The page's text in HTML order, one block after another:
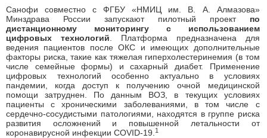
Санофи совместно с ФГБУ «НМИЦ им. В. А. Алмазова»
Минздрава России запускают пилотный проект по
дистанционному мониторингу с использованием
цифровых технологий . Платформа предназначена для
ведения пациентов после ОКС и имеющих дополнительные
факторы риска, такие как тяжелая гиперхолестеринемия (в том
числе семейные формы) и сахарный диабет. Применение
цифровых технологий особенно актуально в условиях
пандемии, когда доступ к получению очной медицинской
помощи затруднен. По данным ВОЗ, в текущих условиях
пациенты с хроническими заболеваниями, в том числе с
сердечно-сосудистыми патологиями, находятся в группе риска
развития осложнений и повышенной летальности от
коронавирусной инфекции COVID-19. 1